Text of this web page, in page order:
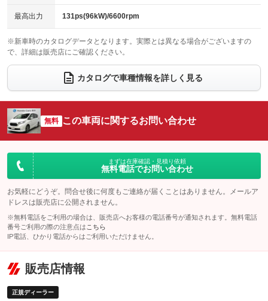
チップアップシート
：装備なし
：装備なし ：装備なし
ウォークスルー
：装備なし
電動リアゲート フロントカメラ
：装備なし
：装備なし ：装備なし
サイドカメラ
：装備なし ルーフレール
：装備なし
：装備なし
：装備なし
最高出力 131ps(96kW)/6600rpm
※新車時のカタログデータとなります。実際とは異なる場合がございますの
で、詳細は販売店にご確認ください。
カタログで車種情報を詳しく見る
無料 この車両に関するお問い合わせ
まずは在庫確認・見積り依頼
無料電話でお問い合わせ
お気軽にどうぞ。問合せ後に何度もご連絡が届くことはありません。メールア
ドレスは販売店に公開されません。
※無料電話をご利用の場合は、販売店へお客様の電話番号が通知されます。無料電話
番号ご利用の際の注意点は こちら
IP電話、ひかり電話からはご利用いただけません。
販売店情報
正規ディーラー